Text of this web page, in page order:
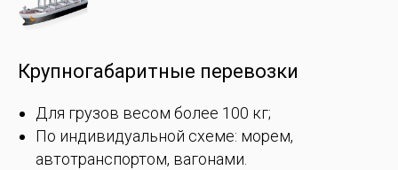
Крупногабаритные перевозки
Для грузов весом более 100 кг;
По индивидуальной схеме: морем,
автотранспортом, вагонами.